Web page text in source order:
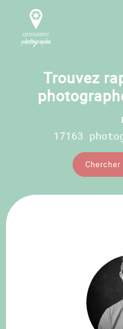
Trouvez
17163